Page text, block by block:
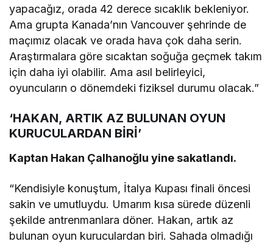
yapacağız, orada 42 derece sıcaklık bekleniyor.
Ama grupta Kanada’nın Vancouver şehrinde de
maçımız olacak ve orada hava çok daha serin.
Araştırmalara göre sıcaktan soğuğa geçmek takım
için daha iyi olabilir. Ama asıl belirleyici,
oyuncuların o dönemdeki fiziksel durumu olacak.”
‘HAKAN, ARTIK AZ BULUNAN OYUN
KURUCULARDAN BİRİ’
Kaptan Hakan Çalhanoğlu yine sakatlandı.
“Kendisiyle konuştum, İtalya Kupası finali öncesi
sakin ve umutluydu. Umarım kısa sürede düzenli
şekilde antrenmanlara döner. Hakan, artık az
bulunan oyun kuruculardan biri. Sahada olmadığı